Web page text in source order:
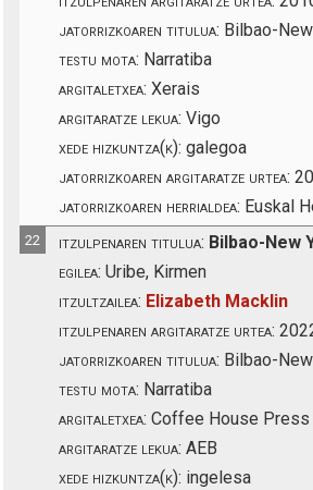
jatorrizkoaren titulua: Bilbao-
testu mota: Narratiba
argitaletxea: Xerais
argitaratze lekua: Vigo
xede hizkuntza(k): galegoa
jatorrizkoaren argitaratze urtea:
jatorrizkoaren herrialdea: Euskal
22 itzulpenaren titulua: Bilbao-New
egilea: Uribe, Kirmen
itzultzailea: Elizabeth Macklin
itzulpenaren argitaratze urtea:
jatorrizkoaren titulua: Bilbao-
testu mota: Narratiba
argitaletxea: Coffee House Press
argitaratze lekua: AEB
xede hizkuntza(k): ingelesa